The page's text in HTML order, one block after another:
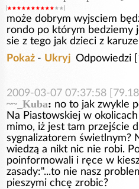
może dobrym wyjsciem
rondo po którym bedziemy
sie z tego jak dzieci z
Pokaż - Ukryj Odpowiedzi
2009-03-07 07:37:58
~~_Kuba: no to jak zwykle
Na Piastowskiej w
mimo, iż jest tam przejście
sygnalizatorem świetlnym?
wiedzą a nikt nic nie robi.
poinformowali i ręce w
zasady:"...to nie nasz
pieszymi chcę zrobic?